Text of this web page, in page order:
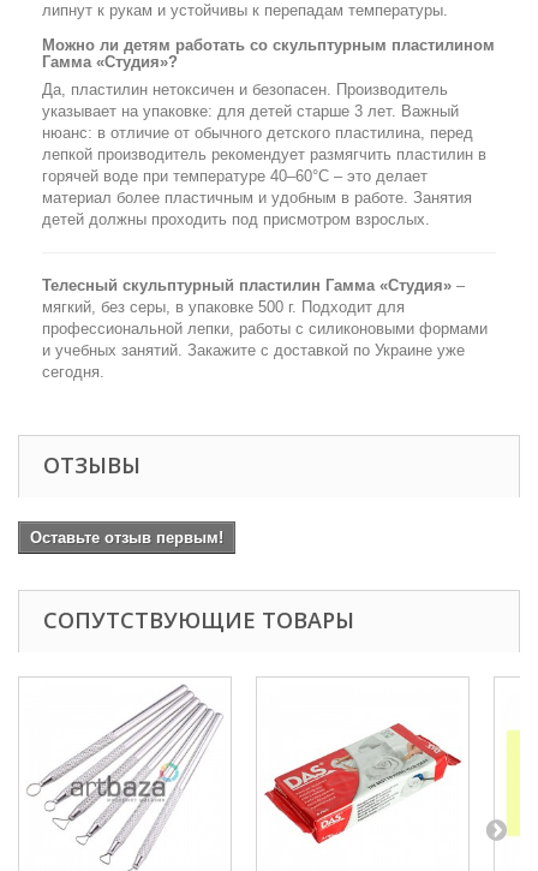
липнут к рукам и устойчивы к перепадам температуры.
Можно ли детям работать со скульптурным пластилином
Гамма «Студия»?
Да, пластилин нетоксичен и безопасен. Производитель
указывает на упаковке: для детей старше 3 лет. Важный
нюанс: в отличие от обычного детского пластилина, перед
лепкой производитель рекомендует размягчить пластилин в
горячей воде при температуре 40–60°С – это делает
материал более пластичным и удобным в работе. Занятия
детей должны проходить под присмотром взрослых.
Телесный скульптурный пластилин Гамма «Студия» –
мягкий, без серы, в упаковке 500 г. Подходит для
профессиональной лепки, работы с силиконовыми формами
и учебных занятий. Закажите с доставкой по Украине уже
сегодня.
ОТЗЫВЫ
Оставьте отзыв первым!
СОПУТСТВУЮЩИЕ ТОВАРЫ